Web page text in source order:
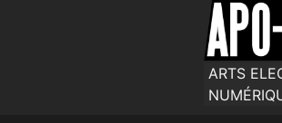
ARTS